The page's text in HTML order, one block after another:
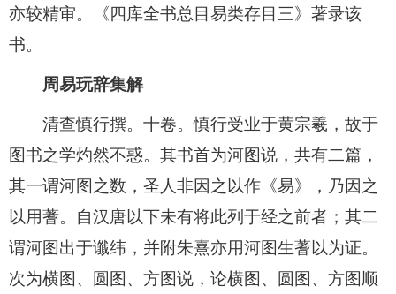
亦较精审。《四库全书总目易类存目三》著录该
书。
周易玩辞集解
清查慎行撰。十卷。慎行受业于黄宗羲，故于
图书之学灼然不惑。其书首为河图说，共有二篇，
其一谓河图之数，圣人非因之以作《易》，乃因之
以用蓍。自汉唐以下未有将此列于经之前者；其二
谓河图出于谶纬，并附朱熹亦用河图生蓍以为证。
次为横图、圆图、方图说，论横图、圆图、方图顺